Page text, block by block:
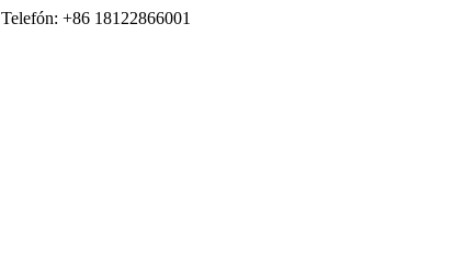
Telefón: +86 18122866001